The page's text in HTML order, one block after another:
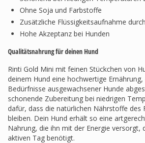
Ohne Soja und Farbstoffe
Zusätzliche Flüssigkeitsaufnahme
Hohe Akzeptanz bei Hunden
Qualitätsnahrung für deinen Hund
Rinti Gold Mini mit feinen Stückchen von
deinem Hund eine hochwertige
Bedürfnisse ausgewachsener Hunde
schonende Zubereitung bei niedrigen
dafür, dass die natürlichen Nährstoffe des
bleiben. Dein Hund erhält so eine
Nahrung, die ihn mit der Energie versorgt,
aktiven Tag benötigt.